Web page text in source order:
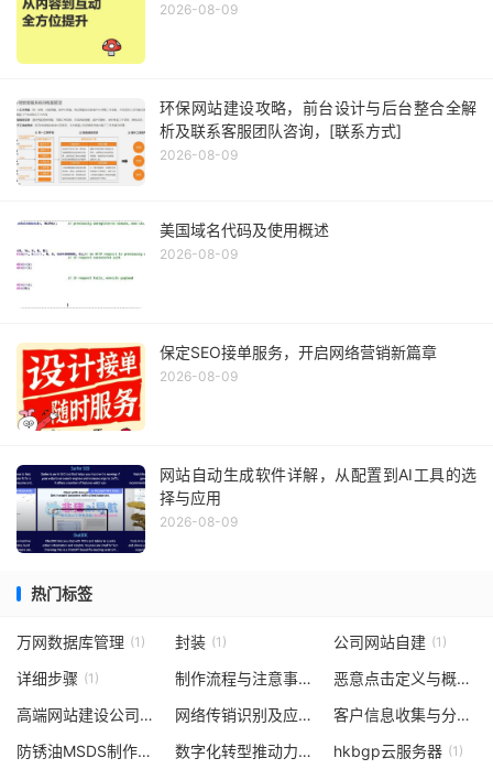
2026-08-09
环保网站建设攻略，前台设计与后台整合全解
析及联系客服团队咨询，[联系方式]
2026-08-09
美国域名代码及使用概述
2026-08-09
保定SEO接单服务，开启网络营销新篇章
2026-08-09
网站自动生成软件详解，从配置到AI工具的选
择与应用
2026-08-09
热门标签
万网数据库管理 (1) 封装 (1) 公司网站自建 (1)
详细步骤 (1) 制作流程与注意事项 (1) 恶意点击定义与概述
高端网站建设公司选择标准 (1) 网络传销识别及应对方法 (1) 客户信息收集与分析
防锈油MSDS制作流程 (1) 数字化转型推动力量 hkbgp云服务器 (1)